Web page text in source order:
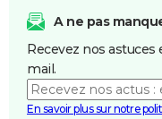
A ne pas
Recevez nos
mail.
En savoir plus sur notre